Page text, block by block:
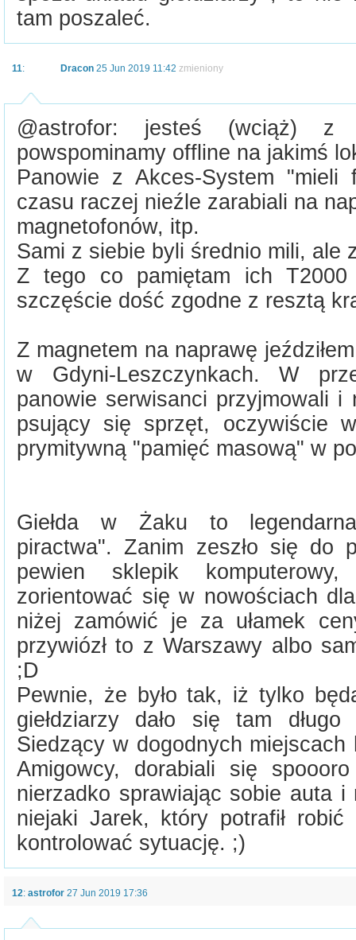
tam poszaleć.
11: Dracon 25 Jun 2019 11:42 zmieniony
@astrofor: jesteś (wciąż) z
powspominamy offline na jakimś
Panowie z Akces-System
czasu raczej nieźle zarabiali na
magnetofonów, itp.
Sami z siebie byli średnio mili, ale
Z tego co pamiętam ich T2000
szczęście dość zgodne z resztą
Z magnetem na naprawę
w Gdyni-Leszczynkach. W
panowie serwisanci przyjmowali i
psujący się sprzęt, oczywiście
prymitywną "pamięć masową" w
Giełda w Żaku to
piractwa". Zanim zeszło się do
pewien sklepik
zorientować się w nowościach
niżej zamówić je za ułamek
przywiózł to z Warszawy albo
;D
Pewnie, że było tak, iż tylko
giełdziarzy dało się tam
Siedzący w dogodnych
Amigowcy, dorabiali się
nierzadko sprawiając sobie auta i
niejaki Jarek, który potrafił
kontrolować sytuację. ;)
12: astrofor 27 Jun 2019 17:36